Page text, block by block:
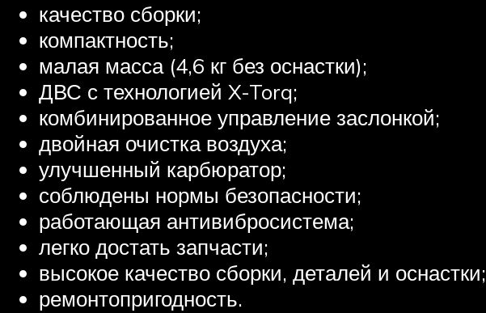
качество сборки;
компактность;
малая масса (4,6 кг без оснастки);
ДВС с технологией X-Torq;
комбинированное управление заслонкой;
двойная очистка воздуха;
улучшенный карбюратор;
соблюдены нормы безопасности;
работающая антивибросистема;
легко достать запчасти;
высокое качество сборки, деталей и оснастки;
ремонтопригодность.